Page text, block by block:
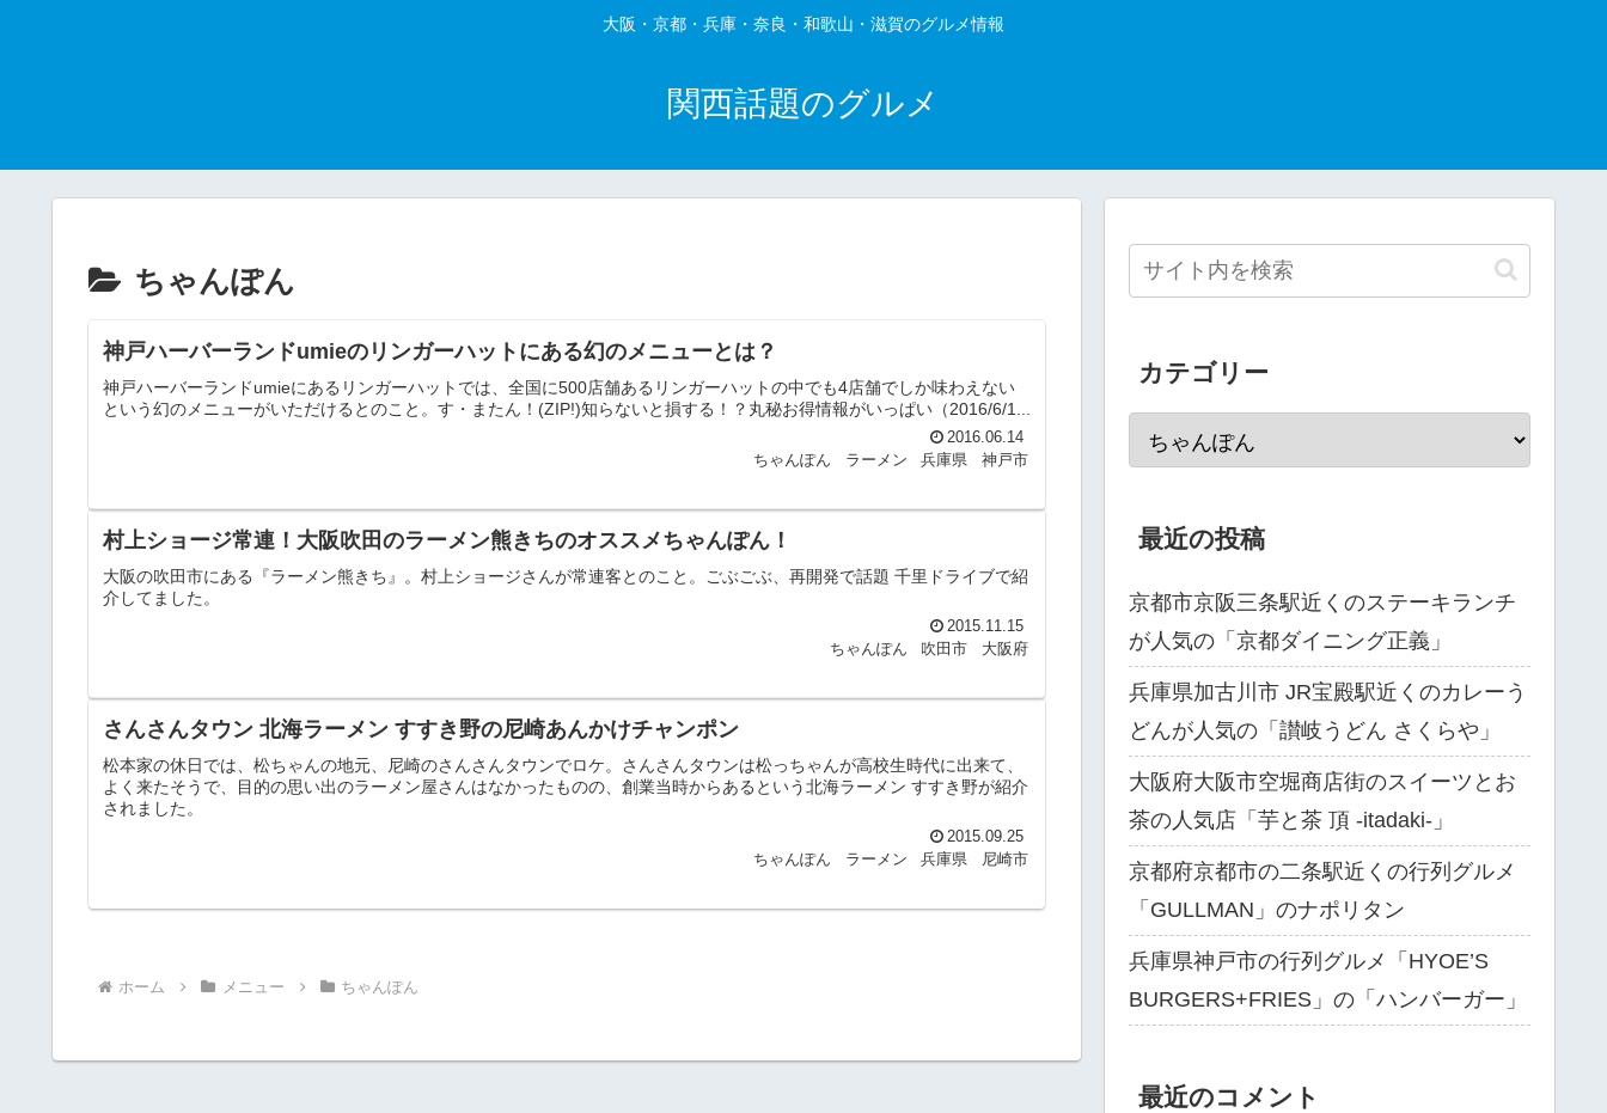
大阪・京都・兵庫・奈良・和歌山・滋賀のグルメ情報
関西話題のグルメ
ちゃんぽん
神戸ハーバーランドumieのリンガーハットにある幻のメニューとは？
神戸ハーバーランドumieにあるリンガーハットでは、全国に500店舗あるリンガーハットの中でも4店舗でしか味わえない
という幻のメニューがいただけるとのこと。す・またん！(ZIP!)知らないと損する！？丸秘お得情報がいっぱい（2016/6/1...
2016.06.14
ちゃんぽん
ラーメン 兵庫県 神戸市
村上ショージ常連！大阪吹田のラーメン熊きちのオススメちゃんぽん！
大阪の吹田市にある『ラーメン熊きち』。村上ショージさんが常連客とのこと。ごぶごぶ、再開発で話題 千里ドライブで紹
介してました。
2015.11.15
ちゃんぽん
吹田市 大阪府
さんさんタウン 北海ラーメン すすき野の尼崎あんかけチャンポン
松本家の休日では、松ちゃんの地元、尼崎のさんさんタウンでロケ。さんさんタウンは松っちゃんが高校生時代に出来て、
よく来たそうで、目的の思い出のラーメン屋さんはなかったものの、創業当時からあるという北海ラーメン すすき野が紹介
されました。
2015.09.25
ちゃんぽん
ラーメン 兵庫県 尼崎市
ホーム メニュー ちゃんぽん
カテゴリー
最近の投稿
京都市京阪三条駅近くのステーキランチ
が人気の「京都ダイニング正義」
兵庫県加古川市 JR宝殿駅近くのカレーう
どんが人気の「讃岐うどん さくらや」
大阪府大阪市空堀商店街のスイーツとお
茶の人気店「芋と茶 頂 -itadaki-」
京都府京都市の二条駅近くの行列グルメ
「GULLMAN」のナポリタン
兵庫県神戸市の行列グルメ「HYOE’S
BURGERS+FRIES」の「ハンバーガー」
最近のコメント